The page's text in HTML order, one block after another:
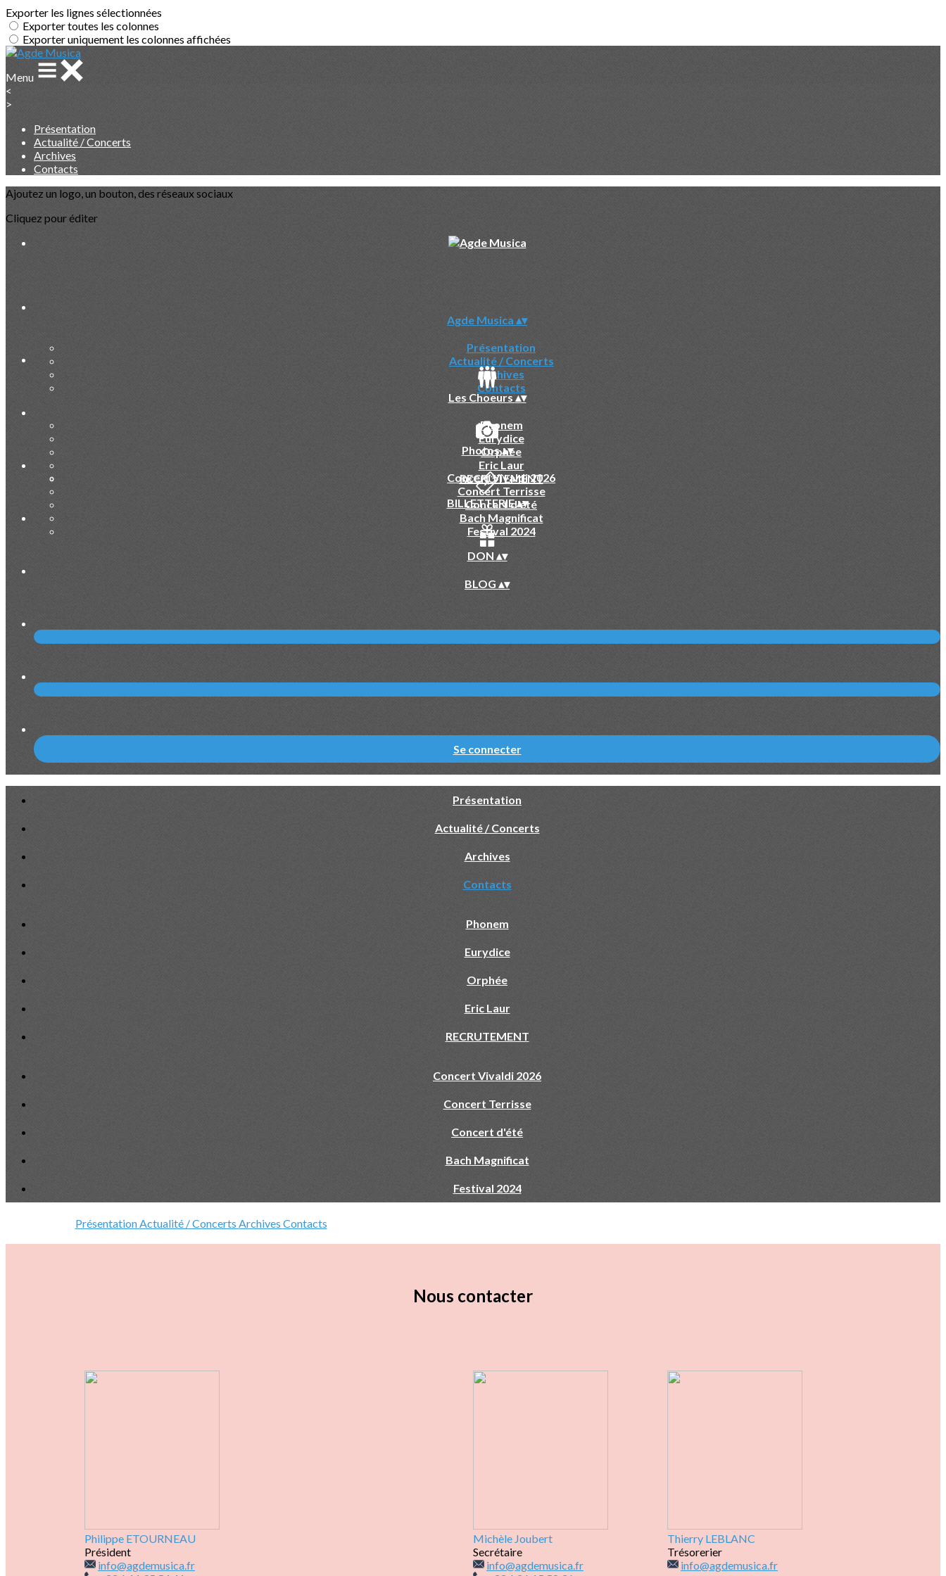
Exporter les lignes sélectionnées
Exporter toutes les colonnes
Exporter uniquement les colonnes affichées
Menu
<
>
Présentation
Actualité / Concerts
Archives
Contacts
Ajoutez un logo, un bouton, des réseaux sociaux
Cliquez pour éditer
Agde Musica ▴▾
Présentation
Actualité / Concerts
Archives
Contacts
Les Choeurs▴▾
Phonem
Eurydice
Orphée
Eric Laur
RECRUTEMENT
Photos▴▾
Concert Vivaldi 2026
Concert Terrisse
Concert d'été
Bach Magnificat
Festival 2024
BILLETTERIE▴▾
DON ▴▾
BLOG ▴▾
Se connecter
Présentation
Actualité / Concerts
Archives
Contacts
Phonem
Eurydice
Orphée
Eric Laur
RECRUTEMENT
Concert Vivaldi 2026
Concert Terrisse
Concert d'été
Bach Magnificat
Festival 2024
PrésentationActualité / Concerts Archives Contacts
Nous contacter
Philippe ETOURNEAU
Président
info@agdemusica.fr
Michèle Joubert
Secrétaire
info@agdemusica.fr
Thierry LEBLANC
Trésorerier
info@agdemusica.fr